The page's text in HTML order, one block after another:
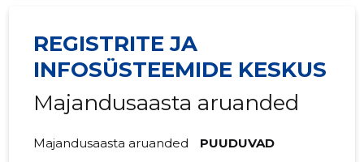
REGISTRITE JA
INFOSÜSTEEMIDE KESKUS
Majandusaasta aruanded
Majandusaasta aruanded PUUDUVAD